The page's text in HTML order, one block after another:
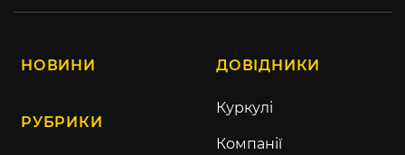
НОВИНИ
РУБРИКИ
ДОВІДНИКИ
Куркулі
Компанії